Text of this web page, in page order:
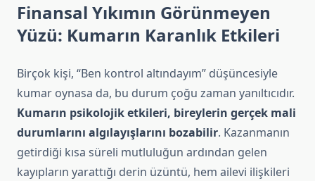
Finansal Yıkımın Görünmeyen
Yüzü: Kumarın Karanlık Etkileri
Birçok kişi, “Ben kontrol altındayım” düşüncesiyle
kumar oynasa da, bu durum çoğu zaman yanıltıcıdır.
Kumarın psikolojik etkileri, bireylerin gerçek mali
durumlarını algılayışlarını bozabilir. Kazanmanın
getirdiği kısa süreli mutluluğun ardından gelen
kayıpların yarattığı derin üzüntü, hem ailevi ilişkileri